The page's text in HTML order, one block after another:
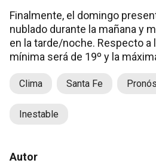
Finalmente, el domingo
nublado durante la mañana y
en la tarde/noche. Respecto a
mínima será de 19º y la
Clima Santa Fe
Inestable
Autor